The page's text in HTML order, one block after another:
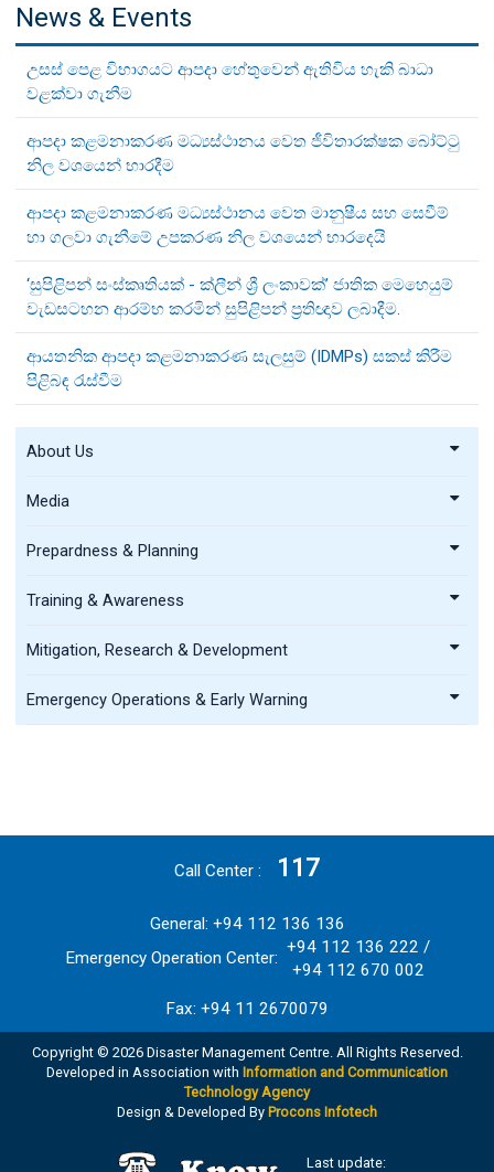
News & Events
උසස් පෙළ විභාගයට ආපදා හේතුවෙන් ඇතිවිය හැකි බාධා
වළක්වා ගැනීම
ආපදා කළමනාකරණ මධ්‍යස්ථානය වෙත ජීවිතාරක්ෂක බෝට්ටු
නිල වශයෙන් භාරදීම
ආපදා කළමනාකරණ මධ්‍යස්ථානය වෙත මානුෂීය සහ සෙවීම්
හා ගලවා ගැනීමේ උපකරණ නිල වශයෙන් භාරදෙයි
‘සුපිළිපන් සංස්කෘතියක් - ක්ලීන් ශ්‍රී ලංකාවක්’ ජාතික මෙහෙයුම්
වැඩසටහන ආරම්භ කරමින් සුපිළිපන් ප්‍රතිඥාව ලබාදීම.
ආයතනික ආපදා කළමනාකරණ සැලසුම් (IDMPs) සකස් කිරීම
පිළිබඳ රැස්වීම
About Us
Media
Prepardness & Planning
Training & Awareness
Mitigation, Research & Development
Emergency Operations & Early Warning
Call Center 117
General: +94 112 136 136
Emergency Operation Center:
+94 112 136 222 /
+94 112 670 002
Fax: +94 11 2670079
Copyright © 2026 Disaster Management Centre. All Rights Reserved.
Developed in Association with Information and Communication
Technology Agency
Design & Developed By Procons Infotech
Last update: